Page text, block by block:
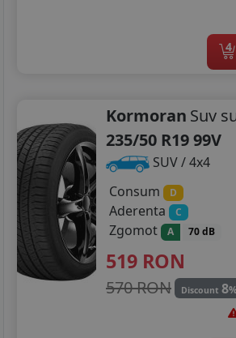
4
Kormoran Suv
235/50 R19 99V
SUV / 4x4
Consum
D
Aderenta C
Zgomot A 70 dB
519 RON
570 RON Discount 8